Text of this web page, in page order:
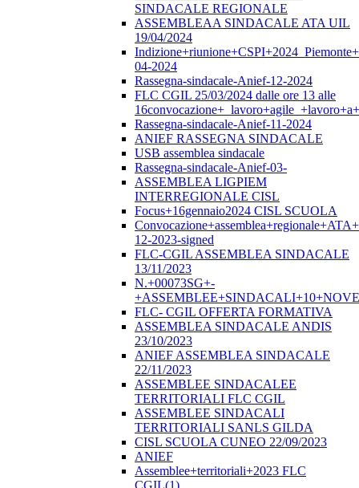
SINDACALE REGIONALE
ASSEMBLEAA SINDACALE ATA UIL
19/04/2024
04-2024
Rassegna-sindacale-Anief-12-2024
FLC CGIL 25/03/2024 dalle ore 13 alle
Rassegna-sindacale-Anief-11-2024
ANIEF RASSEGNA SINDACALE
USB assemblea sindacale
Rassegna-sindacale-Anief-03-
ASSEMBLEA LIGPIEM
INTERREGIONALE CISL
Focus+16gennaio2024 CISL SCUOLA
12-2023-signed
FLC-CGIL ASSEMBLEA SINDACALE
13/11/2023
N.+00073SG+-
FLC- CGIL OFFERTA FORMATIVA
ASSEMBLEA SINDACALE ANDIS
23/10/2023
ANIEF ASSEMBLEA SINDACALE
22/11/2023
ASSEMBLEE SINDACALEE
TERRITORIALI FLC CGIL
ASSEMBLEE SINDACALI
TERRITORIALI SANLS GILDA
CISL SCUOLA CUNEO 22/09/2023
ANIEF
Assemblee+territoriali+2023 FLC